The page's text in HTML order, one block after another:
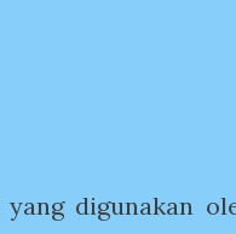
digunakan